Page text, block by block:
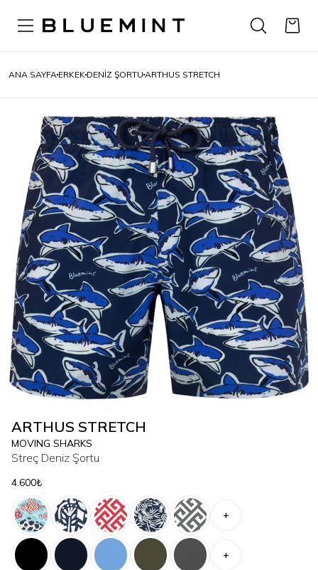
ANA SAYFA ERKEK DENIZ ŞORTU ARTHUS STRETCH
ARTHUS STRETCH
MOVING SHARKS
Streç Deniz Şortu
4.600₺
+
+